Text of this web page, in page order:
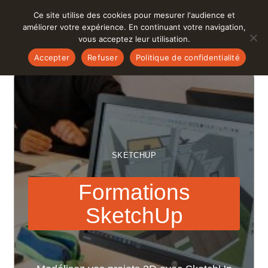
Nos formations
After Effects
Apple Motion
BIM
Secteurs d'activités
Architecture et BTP
Cartographie infra et VRD
Illustration et PAO
Industrie et Design
Montage Vidéo
Rendu animation et jeu
Distanciel et hybridation
Intelligence Artificielle
Communication
Neuroéducation
Handicap
SKETCHUP
Formations
SketchUp
Ce site utilise des cookies pour mesurer l'audience et
améliorer votre expérience. En continuant votre navigation,
vous acceptez leur utilisation.
Accepter
Refuser Politique de confidentialité